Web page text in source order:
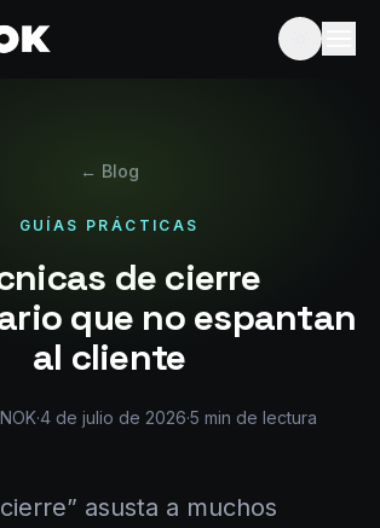
← Blog
GUÍAS PRÁCTICAS
de cierre
que no espantan
al cliente
·4 de julio de 2026·5 min de lectura
asusta a muchos